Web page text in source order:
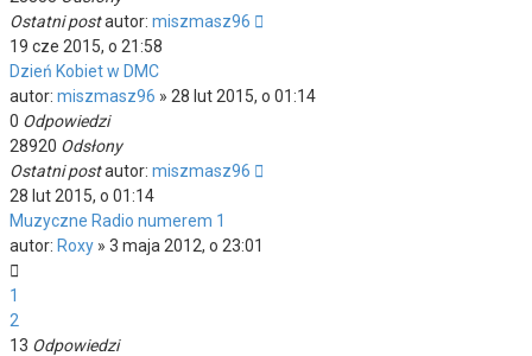
Ostatni postautor: miszmasz96
19 cze 2015, o 21:58
Dzień Kobiet w DMC
autor: miszmasz96 » 28 lut 2015, o 01:14
0 Odpowiedzi
28920 Odsłony
Ostatni postautor: miszmasz96
28 lut 2015, o 01:14
Muzyczne Radio numerem 1
autor: Roxy » 3 maja 2012, o 23:01
1
2
13 Odpowiedzi